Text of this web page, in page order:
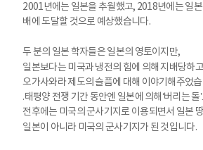
2001년에는 일본을 추월했고, 2018년에는 일본
배에 도달할 것으로 예상했습니다.
두 분의 일본 학자들은 일본의 영토이지만,
일본보다는 미국과 냉전의 힘에 의해 지배당하
오가사와라 제도의 슬픔에 대해 이야기해주었
.태평양 전쟁 기간 동안엔 일본에 의해 ‘버리는 돌’
전후에는 미국의 군사기지로 이용되면서 일본
일본이 아니라 미국의 군사기지가 된 것입니다.